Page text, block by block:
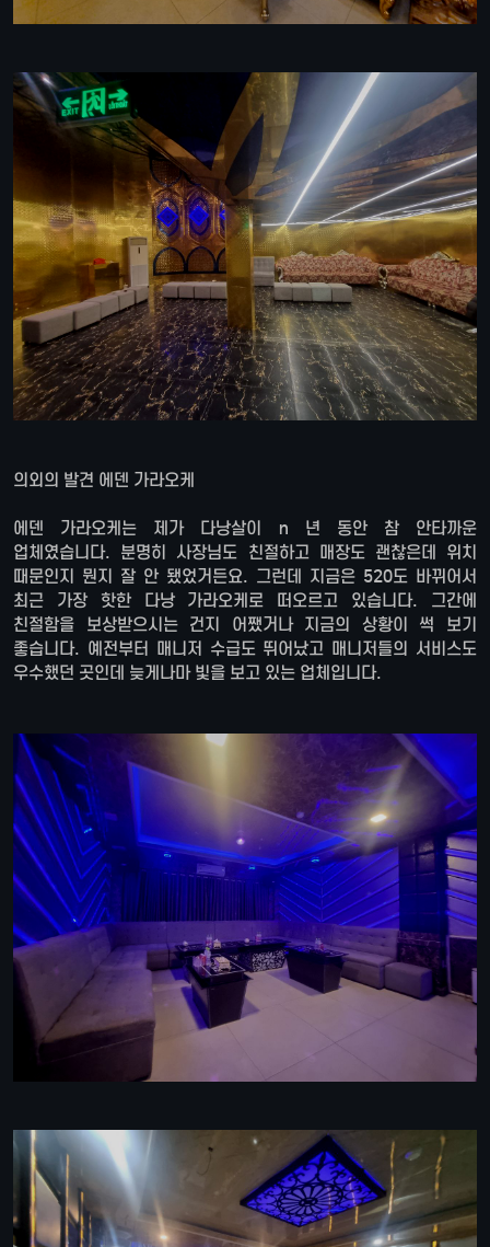
의외의 발견 에덴 가라오케
에덴 가라오케는 제가 다낭살이 n 년 동안 참 안타까운
업체였습니다. 분명히 사장님도 친절하고 매장도 괜찮은데 위치
때문인지 뭔지 잘 안 됐었거든요. 그런데 지금은 520도 바뀌어서
최근 가장 핫한 다낭 가라오케로 떠오르고 있습니다. 그간에
친절함을 보상받으시는 건지 어쨌거나 지금의 상황이 썩 보기
좋습니다. 예전부터 매니저 수급도 뛰어났고 매니저들의 서비스도
우수했던 곳인데 늦게나마 빛을 보고 있는 업체입니다.